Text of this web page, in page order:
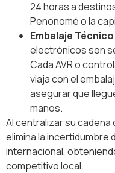
24 horas a
Penonomé o la
Embalaje
electrónicos son
Cada AVR o
viaja con el
asegurar que
manos.
Al centralizar su
elimina la incertidumbre
internacional,
competitivo local.